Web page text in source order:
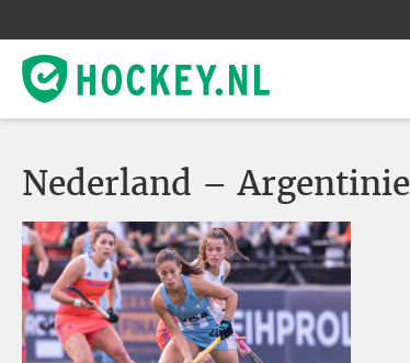
Nederland – Argentinie